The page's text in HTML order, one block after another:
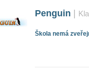
Penguin
Škola nemá